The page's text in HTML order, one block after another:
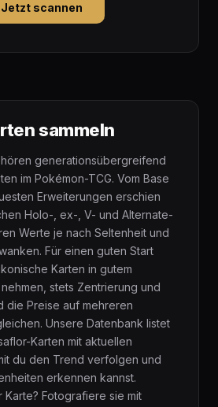
Jetzt scannen
sammeln
generationsübergreifend
im Pokémon-TCG. Vom Base
Erweiterungen erschien
Holo-, ex-, V- und Alternate-
Werte je nach Seltenheit und
Für einen guten Start
Karten in gutem
stets Zentrierung und
die Preise auf mehreren
Unsere Datenbank listet
Karten mit aktuellen
du den Trend verfolgen und
erkennen kannst.
Fotografiere sie mit